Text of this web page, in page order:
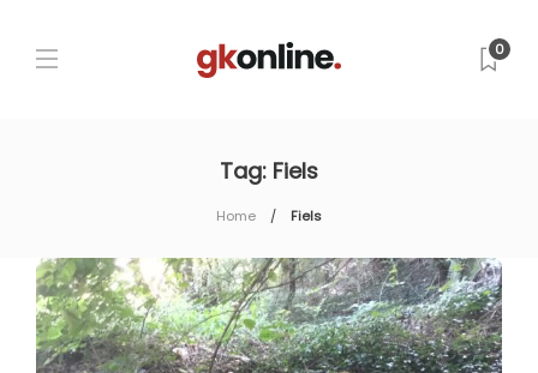
0
Tag: Fiels
Home Fiels